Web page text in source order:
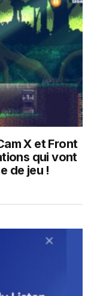
X et Front
qui vont
de jeu !